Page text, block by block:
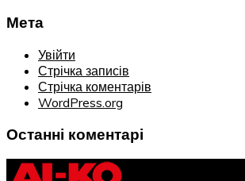
Мета
Увійти
Стрічка записів
Стрічка коментарів
WordPress.org
Останні коментарі